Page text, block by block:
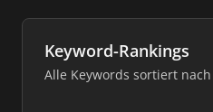
Keyword-Rankings
Alle Keywords sortiert